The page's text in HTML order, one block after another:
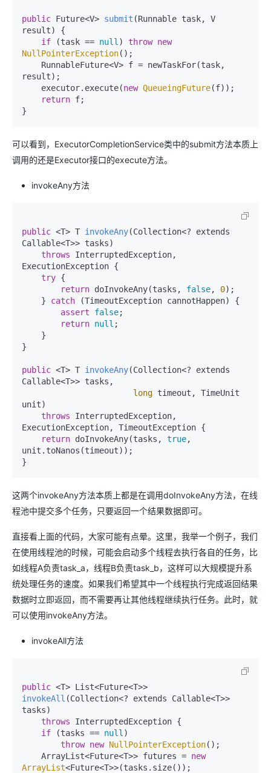
public Future<V> submit (Runnable task, V
result)
{
if (task == null ) throw new
NullPointerException();
result);
    executor.execute(
new QueueingFuture(f));
return f;
}
可以看到，ExecutorCompletionService类中的submit方法本质上
调用的还是Executor接口的execute方法。
invokeAny方法
public <T> T invokeAny(Collection<? extends
Callable<T>> tasks)
throws InterruptedException,
ExecutionException {
try {
return doInvokeAny(tasks, false, 0);
    }
catch (TimeoutException cannotHappen) {
assert
false;
return null ;
}
public <T> T invokeAny(Collection<? extends
Callable<T>> tasks,
long timeout, TimeUnit
unit)
throws InterruptedException,
ExecutionException, TimeoutException {
return doInvokeAny(tasks, true,
unit.toNanos(timeout));
}
这两个invokeAny方法本质上都是在调用doInvokeAny方法，在线
程池中提交多个任务，只要返回一个结果数据即可。
直接看上面的代码，大家可能有点晕。这里，我举一个例子，我们
在使用线程池的时候，可能会启动多个线程去执行各自的任务，比
如线程A负责task_a，线程B负责task_b，这样可以大规模提升系
统处理任务的速度。如果我们希望其中一个线程执行完成返回结果
数据时立即返回，而不需要再让其他线程继续执行任务。此时，就
可以使用invokeAny方法。
invokeAll方法
public
invokeAll (Collection<? extends Callable<T>>
tasks)
throws InterruptedException {
if (tasks == null )
throw new NullPointerException();
    ArrayList<Future<T>> futures =
new
ArrayList<Future<T>>(tasks.size());